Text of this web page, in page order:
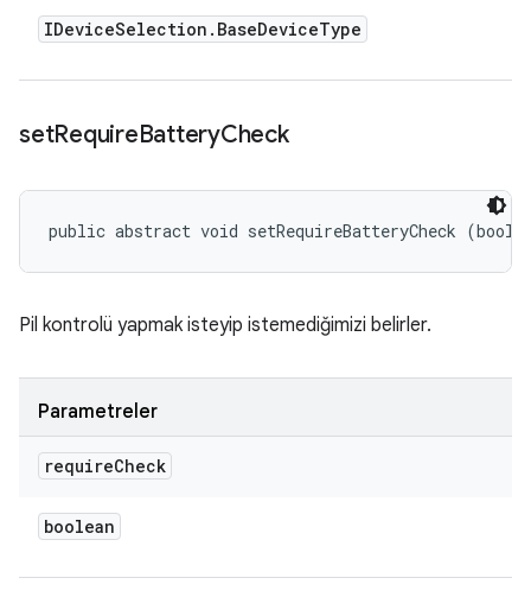
IDeviceSelection . BaseDeviceType
setRequireBatteryCheck
public abstract void setRequireBatteryCheck
Pil kontrolü yapmak isteyip istemediğimizi belirler.
Parametreler
requireCheck
boolean